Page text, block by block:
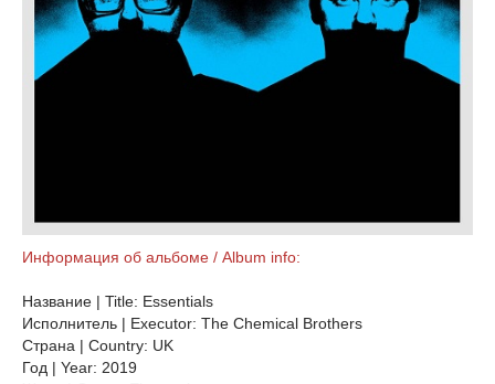
Информация об альбоме / Album info:
Название | Title: Essentials
Исполнитель | Executor: The Chemical Brothers
Страна | Country: UK
Год | Year: 2019